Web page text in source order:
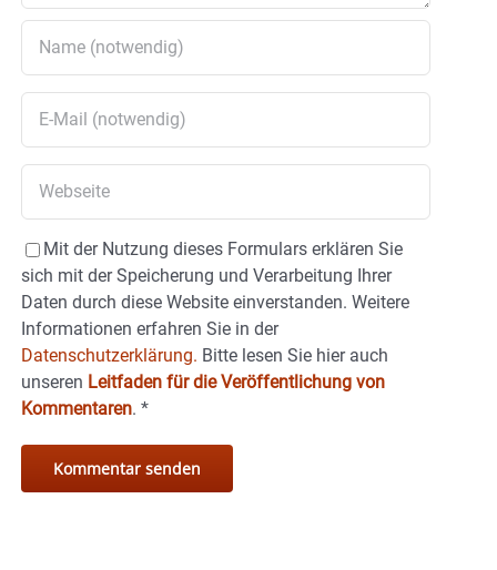
Mit der Nutzung dieses Formulars erklären Sie
sich mit der Speicherung und Verarbeitung Ihrer
Daten durch diese Website einverstanden. Weitere
Informationen erfahren Sie in der
Datenschutzerklärung. Bitte lesen Sie hier auch
unseren Leitfaden für die Veröffentlichung von
Kommentaren. *